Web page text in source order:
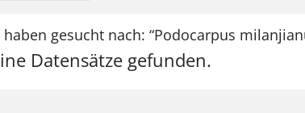
haben gesucht nach: “Podocarpus
Datensätze gefunden.